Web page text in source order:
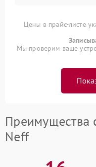
Цены в прайс-листе
Мы проверим ваше
Преимущества
Neff